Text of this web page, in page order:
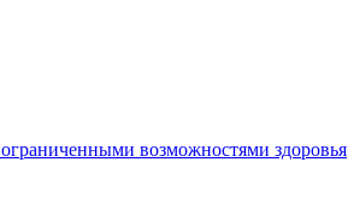
возможностями здоровья